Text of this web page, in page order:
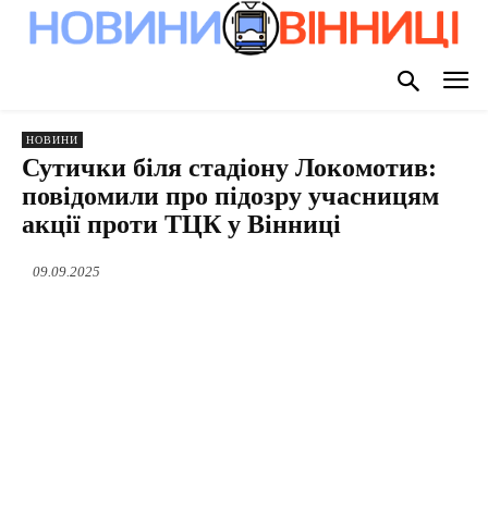
НОВИНИ
Сутички біля стадіону Локомотив:
повідомили про підозру учасницям
акції проти ТЦК у Вінниці
09.09.2025